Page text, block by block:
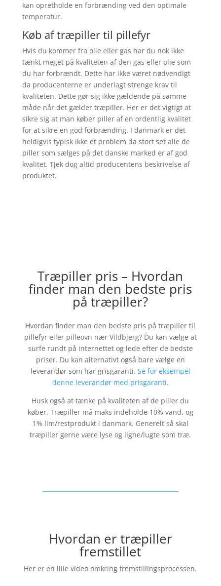
kan opretholde en forbrænding ved den optimale
temperatur.
Køb af træpiller til pillefyr
Hvis du kommer fra olie eller gas har du nok ikke
tænkt meget på kvaliteten af den gas eller olie som
du har forbrændt. Dette har ikke været nødvendigt
da producenterne er underlagt strenge krav til
kvaliteten. Dette gør sig ikke gældende på samme
måde når det gælder træpiller. Her er det vigtigt at
sikre sig at man køber piller af en ordentlig kvalitet
for at sikre en god forbrænding. I danmark er det
heldigvis typisk ikke et problem da stort set alle de
piller som sælges på det danske marked er af god
kvalitet. Tjek dog altid producentens beskrivelse af
produktet.
Træpiller pris – Hvordan
finder man den bedste pris
på træpiller?
Hvordan finder man den bedste pris på træpiller til
pillefyr eller pilleovn nær Vildbjerg? Du kan vælge at
surfe rundt på internettet og lede efter de bedste
priser. Du kan alternativt også bare vælge en
leverandør som har grisgaranti. Se for eksempel
denne leverandør med prisgaranti.
Husk også at tænke på kvaliteten af de piller du
køber. Træpiller må maks indeholde 10% vand, og
1% lim/restprodukt i danmark. Generelt så skal
træpiller gerne være lyse og ligne/lugte som træ.
Hvordan er træpiller
fremstillet
Her er en lille video omkring fremstillingsprocessen.